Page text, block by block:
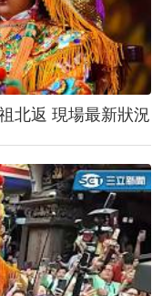
北返 現場最新狀況